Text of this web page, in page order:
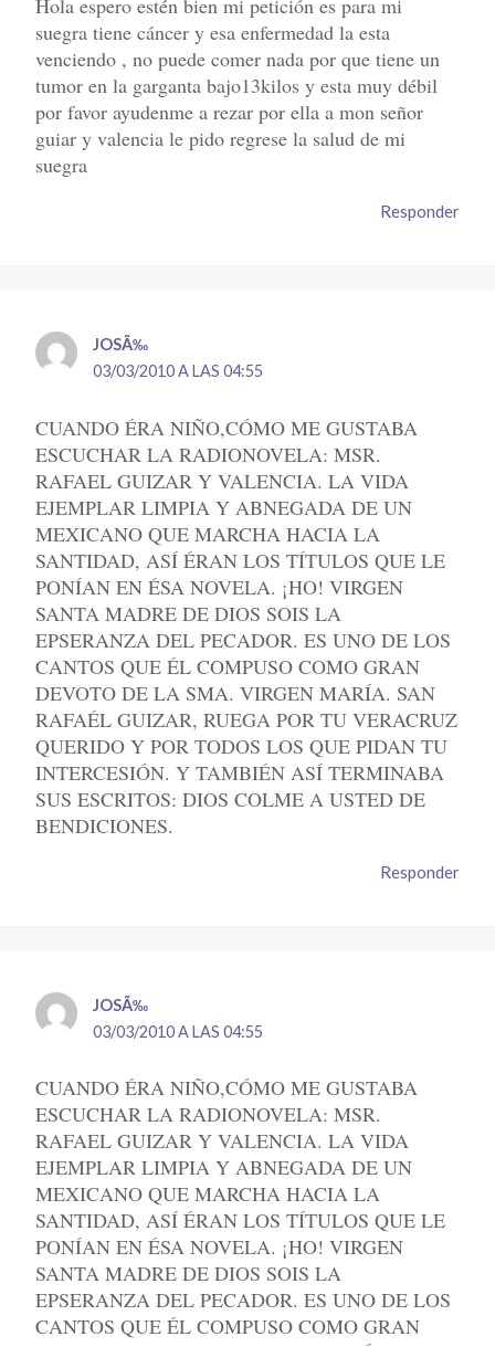
suegra tiene cáncer y esa enfermedad la esta
venciendo , no puede comer nada por que tiene un
tumor en la garganta bajo13kilos y esta muy débil
por favor ayudenme a rezar por ella a mon señor
guiar y valencia le pido regrese la salud de mi
suegra
Responder
JOSÃ‰
03/03/2010 A LAS 04:55
CUANDO ÉRA NIÑO,CÓMO ME GUSTABA
ESCUCHAR LA RADIONOVELA: MSR.
RAFAEL GUIZAR Y VALENCIA. LA VIDA
EJEMPLAR LIMPIA Y ABNEGADA DE UN
MEXICANO QUE MARCHA HACIA LA
SANTIDAD, ASÍ ÉRAN LOS TÍTULOS QUE LE
PONÍAN EN ÉSA NOVELA. ¡HO! VIRGEN
SANTA MADRE DE DIOS SOIS LA
EPSERANZA DEL PECADOR. ES UNO DE LOS
CANTOS QUE ÉL COMPUSO COMO GRAN
DEVOTO DE LA SMA. VIRGEN MARÍA. SAN
RAFAÉL GUIZAR, RUEGA POR TU VERACRUZ
QUERIDO Y POR TODOS LOS QUE PIDAN TU
INTERCESIÓN. Y TAMBIÉN ASÍ TERMINABA
SUS ESCRITOS: DIOS COLME A USTED DE
BENDICIONES.
Responder
JOSÃ‰
03/03/2010 A LAS 04:55
CUANDO ÉRA NIÑO,CÓMO ME GUSTABA
ESCUCHAR LA RADIONOVELA: MSR.
RAFAEL GUIZAR Y VALENCIA. LA VIDA
EJEMPLAR LIMPIA Y ABNEGADA DE UN
MEXICANO QUE MARCHA HACIA LA
SANTIDAD, ASÍ ÉRAN LOS TÍTULOS QUE LE
PONÍAN EN ÉSA NOVELA. ¡HO! VIRGEN
SANTA MADRE DE DIOS SOIS LA
EPSERANZA DEL PECADOR. ES UNO DE LOS
CANTOS QUE ÉL COMPUSO COMO GRAN